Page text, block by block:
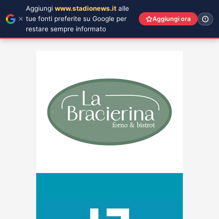
Aggiungi www.stadionews.it alle
tue fonti preferite su Google per
restare sempre informato
Aggiungi ora